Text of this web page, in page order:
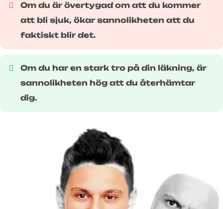
Om du är övertygad om att du kommer
att bli sjuk, ökar sannolikheten att du
faktiskt blir det.
Om du har en stark tro på din läkning, är
sannolikheten hög att du återhämtar
dig.